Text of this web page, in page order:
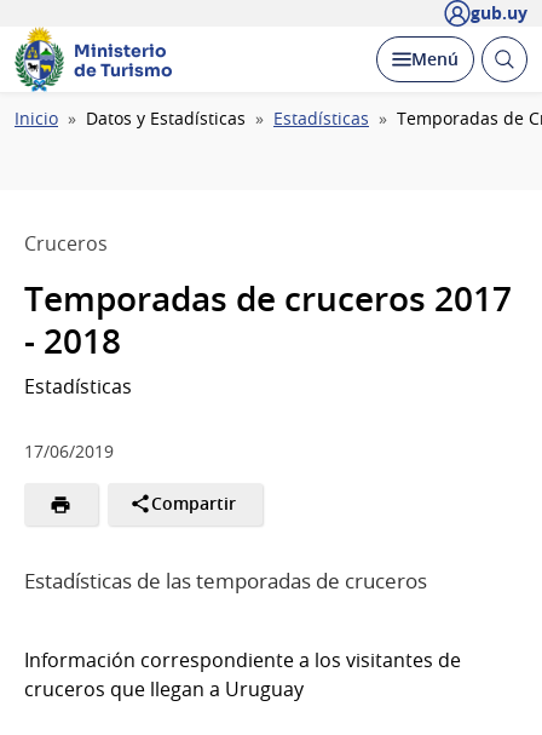
gub.uy
Ministerio
de Turismo
Desplegar
Menú Abrir
Ruta
Inicio Datos y Estadísticas Estadísticas Temporadas de
Cruceros
Temporadas de cruceros 2017
- 2018
Estadísticas
17/06/2019
Compartir
Estadísticas de las temporadas de cruceros
Información correspondiente a los visitantes de
cruceros que llegan a Uruguay